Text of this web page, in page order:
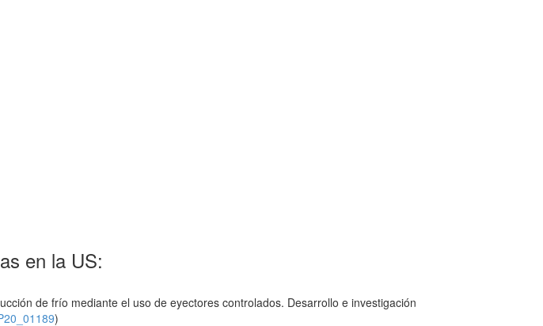
en la US:
de frío mediante el uso de eyectores controlados. Desarrollo e investigación
)